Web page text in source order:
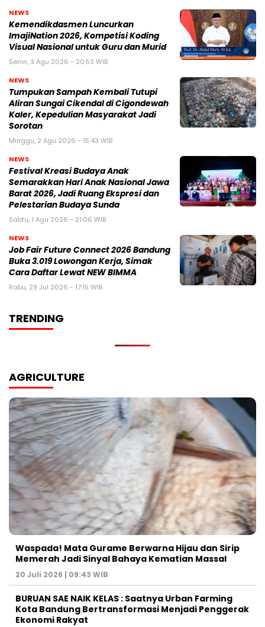
NEWS
Kemendikdasmen Luncurkan
ImajiNation 2026, Kompetisi Koding
Visual Nasional untuk Guru dan Murid
Senin, 3 Agu 2026 - 20:53 WIB
NEWS
Tumpukan Sampah Kembali Tutupi
Aliran Sungai Cikendal di Cigondewah
Kaler, Kepedulian Masyarakat Jadi
Sorotan
Minggu, 2 Agu 2026 - 15:43 WIB
NEWS
Festival Kreasi Budaya Anak
Semarakkan Hari Anak Nasional Jawa
Barat 2026, Jadi Ruang Ekspresi dan
Pelestarian Budaya Sunda
Sabtu, 1 Agu 2026 - 21:06 WIB
NEWS
Job Fair Future Connect 2026 Bandung
Buka 3.019 Lowongan Kerja, Simak
Cara Daftar Lewat NEW BIMMA
Rabu, 29 Jul 2026 - 17:15 WIB
TRENDING
AGRICULTURE
Waspada! Mata Gurame Berwarna Hijau dan Sirip
Memerah Jadi Sinyal Bahaya Kematian Massal
20 Juli 2026 | 09:43 WIB
BURUAN SAE NAIK KELAS : Saatnya Urban Farming
Kota Bandung Bertransformasi Menjadi Penggerak
Ekonomi Rakyat